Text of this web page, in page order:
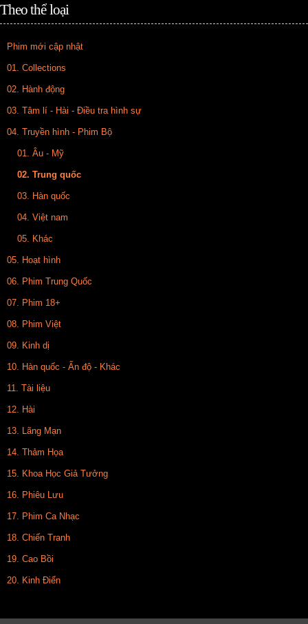
Theo thể loại
Phim mới cập nhật
01. Collections
02. Hành động
03. Tâm lí - Hài - Điều tra hình sự
04. Truyền hình - Phim Bộ
01. Âu - Mỹ
02. Trung quốc
03. Hàn quốc
04. Việt nam
05. Khác
05. Hoạt hình
06. Phim Trung Quốc
07. Phim 18+
08. Phim Việt
09. Kinh dị
10. Hàn quốc - Ấn độ - Khác
11. Tài liệu
12. Hài
13. Lãng Mạn
14. Thảm Họa
15. Khoa Học Giả Tưởng
16. Phiêu Lưu
17. Phim Ca Nhạc
18. Chiến Tranh
19. Cao Bồi
20. Kinh Điển